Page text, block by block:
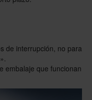
de interrupción, no para
embalaje que funcionan